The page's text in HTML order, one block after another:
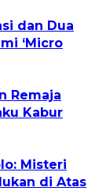
dan Dua
‘Micro
Remaja
Kabur
Misteri
di Atas